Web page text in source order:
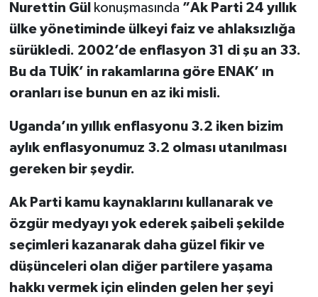
Nurettin Gül konuşmasında ”Ak Parti 24 yıllık
ülke yönetiminde ülkeyi faiz ve ahlaksızlığa
sürükledi. 2002’de enflasyon 31 di şu an 33.
Bu da TUİK’ in rakamlarına göre ENAK’ ın
oranları ise bunun en az iki misli.
Uganda’ın yıllık enflasyonu 3.2 iken bizim
aylık enflasyonumuz 3.2 olması utanılması
gereken bir şeydir.
Ak Parti kamu kaynaklarını kullanarak ve
özgür medyayı yok ederek şaibeli şekilde
seçimleri kazanarak daha güzel fikir ve
düşünceleri olan diğer partilere yaşama
hakkı vermek için elinden gelen her şeyi